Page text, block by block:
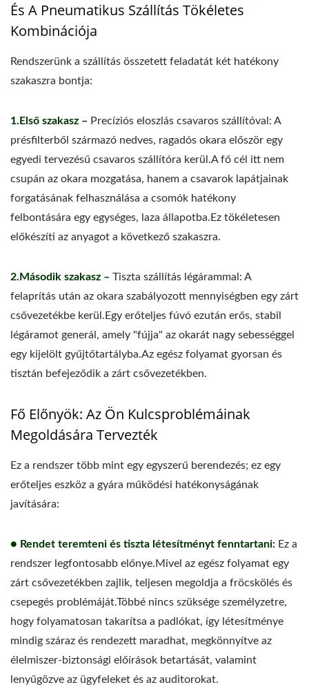
És A Pneumatikus Szállítás Tökéletes
Kombinációja
Rendszerünk a szállítás összetett feladatát két hatékony
szakaszra bontja:
1.Első szakasz – Precíziós eloszlás csavaros szállítóval: A
présfilterből származó nedves, ragadós okara először egy
egyedi tervezésű csavaros szállítóra kerül.A fő cél itt nem
csupán az okara mozgatása, hanem a csavarok lapátjainak
forgatásának felhasználása a csomók hatékony
felbontására egy egységes, laza állapotba.Ez tökéletesen
előkészíti az anyagot a következő szakaszra.
2.Második szakasz – Tiszta szállítás légárammal: A
felaprítás után az okara szabályozott mennyiségben egy zárt
csővezetékbe kerül.Egy erőteljes fúvó ezután erős, stabil
légáramot generál, amely "fújja" az okarát nagy sebességgel
egy kijelölt gyűjtőtartályba.Az egész folyamat gyorsan és
tisztán befejeződik a zárt csővezetékben.
Fő Előnyök: Az Ön Kulcsproblémáinak
Megoldására Tervezték
Ez a rendszer több mint egy egyszerű berendezés; ez egy
erőteljes eszköz a gyára működési hatékonyságának
javítására:
● Rendet teremteni és tiszta létesítményt fenntartani: Ez a
rendszer legfontosabb előnye.Mivel az egész folyamat egy
zárt csővezetékben zajlik, teljesen megoldja a fröcskölés és
csepegés problémáját.Többé nincs szüksége személyzetre,
hogy folyamatosan takarítsa a padlókat, így létesítménye
mindig száraz és rendezett maradhat, megkönnyítve az
élelmiszer-biztonsági előírások betartását, valamint
lenyűgözve az ügyfeleket és az auditorokat.